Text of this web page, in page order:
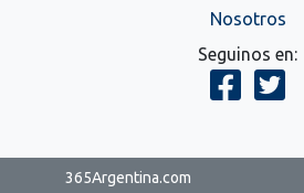
Nosotros
Seguinos en:
365Argentina.com